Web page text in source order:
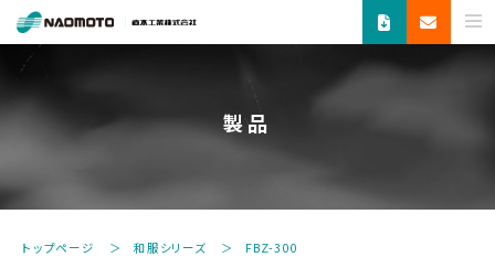
ス
チ
し
い
製品
トップページ 和服シリーズ FBZ-300